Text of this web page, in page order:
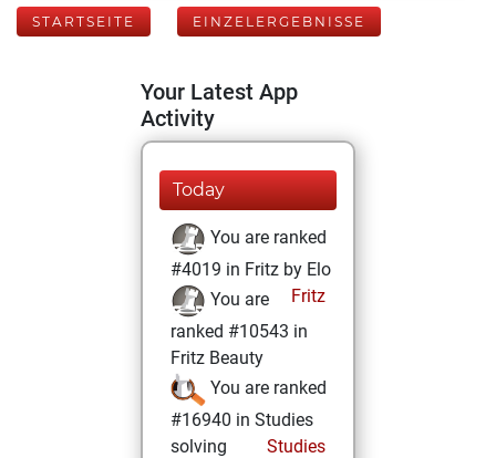
STARTSEITE EINZELERGEBNISSE
Your Latest App
Activity
Today
You are ranked
#4019 in Fritz by Elo
Fritz
You are
ranked #10543 in
Fritz Beauty
You are ranked
#16940 in Studies
solving
Studies